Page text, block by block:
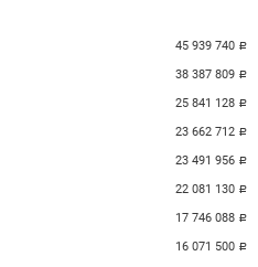
45 939 740 руб.
38 387 809 руб.
25 841 128 руб.
23 662 712 руб.
23 491 956 руб.
22 081 130 руб.
17 746 088 руб.
16 071 500 руб.